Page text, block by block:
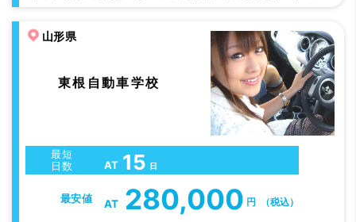
山形県
東根自動車学校
最短
日数
AT 15 日
最安値 AT 280,000 円 （税込）